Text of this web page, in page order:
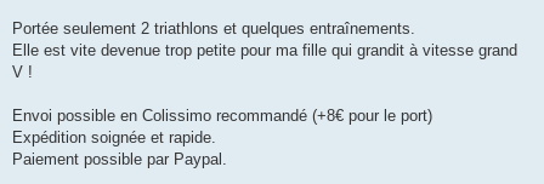
Portée seulement 2 triathlons et quelques entraînements.
Elle est vite devenue trop petite pour ma fille qui grandit à vitesse grand
V !
Envoi possible en Colissimo recommandé (+8€ pour le port)
Expédition soignée et rapide.
Paiement possible par Paypal.